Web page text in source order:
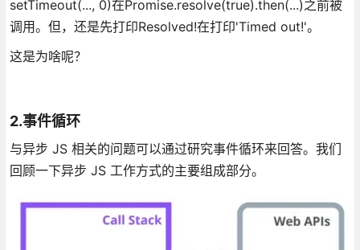
setTimeout(..., 0)在Promise.resolve(true).then(...)之前被
调用。但，还是先打印Resolved!在打印'Timed out!'。
这是为啥呢？
2.事件循环
与异步 JS 相关的问题可以通过研究事件循环来回答。我们
回顾一下异步 JS 工作方式的主要组成部分。